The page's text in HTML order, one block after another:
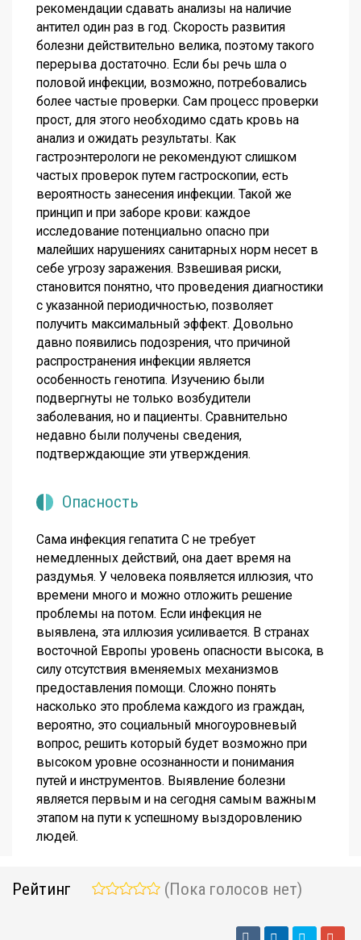
рекомендации сдавать анализы на наличие
антител один раз в год. Скорость развития
болезни действительно велика, поэтому такого
перерыва достаточно. Если бы речь шла о
половой инфекции, возможно, потребовались
более частые проверки. Сам процесс проверки
прост, для этого необходимо сдать кровь на
анализ и ожидать результаты. Как
гастроэнтерологи не рекомендуют слишком
частых проверок путем гастроскопии, есть
вероятность занесения инфекции. Такой же
принцип и при заборе крови: каждое
исследование потенциально опасно при
малейших нарушениях санитарных норм несет в
себе угрозу заражения. Взвешивая риски,
становится понятно, что проведения диагностики
с указанной периодичностью, позволяет
получить максимальный эффект. Довольно
давно появились подозрения, что причиной
распространения инфекции является
особенность генотипа. Изучению были
подвергнуты не только возбудители
заболевания, но и пациенты. Сравнительно
недавно были получены сведения,
подтверждающие эти утверждения.
Опасность
Сама инфекция гепатита С не требует
немедленных действий, она дает время на
раздумья. У человека появляется иллюзия, что
времени много и можно отложить решение
проблемы на потом. Если инфекция не
выявлена, эта иллюзия усиливается. В странах
восточной Европы уровень опасности высока, в
силу отсутствия вменяемых механизмов
предоставления помощи. Сложно понять
насколько это проблема каждого из граждан,
вероятно, это социальный многоуровневый
вопрос, решить который будет возможно при
высоком уровне осознанности и понимания
путей и инструментов. Выявление болезни
является первым и на сегодня самым важным
этапом на пути к успешному выздоровлению
людей.
Рейтинг (Пока голосов нет)